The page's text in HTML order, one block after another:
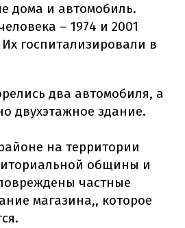
дома и автомобиль.
– 1974 и 2001
госпитализировали в
два автомобиля, а
двухэтажное здание.
на территории
общины и
частные
магазина,, которое